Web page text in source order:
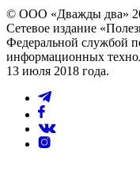
© ООО «Дважды два»
Сетевое издание
Федеральной службой
информационных
13 июля 2018 года.